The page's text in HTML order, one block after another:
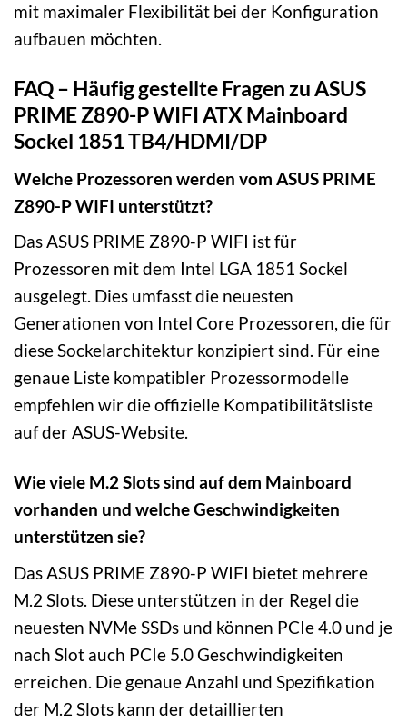
mit maximaler Flexibilität bei der Konfiguration
aufbauen möchten.
FAQ – Häufig gestellte Fragen zu ASUS
PRIME Z890-P WIFI ATX Mainboard
Sockel 1851 TB4/HDMI/DP
Welche Prozessoren werden vom ASUS PRIME
Z890-P WIFI unterstützt?
Das ASUS PRIME Z890-P WIFI ist für
Prozessoren mit dem Intel LGA 1851 Sockel
ausgelegt. Dies umfasst die neuesten
Generationen von Intel Core Prozessoren, die für
diese Sockelarchitektur konzipiert sind. Für eine
genaue Liste kompatibler Prozessormodelle
empfehlen wir die offizielle Kompatibilitätsliste
auf der ASUS-Website.
Wie viele M.2 Slots sind auf dem Mainboard
vorhanden und welche Geschwindigkeiten
unterstützen sie?
Das ASUS PRIME Z890-P WIFI bietet mehrere
M.2 Slots. Diese unterstützen in der Regel die
neuesten NVMe SSDs und können PCIe 4.0 und je
nach Slot auch PCIe 5.0 Geschwindigkeiten
erreichen. Die genaue Anzahl und Spezifikation
der M.2 Slots kann der detaillierten